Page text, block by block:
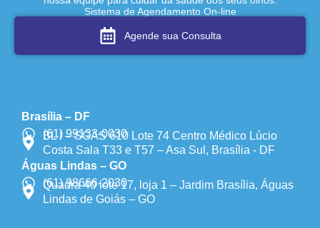
Sistema de Agendamento On-line
Agende sua Consulta
Brasília – DF
(61) 99133-0030
BL I – SGAS 610 Lote 74 Centro Médico Lúcio
Costa Sala T33 e T57 – Asa Sul, Brasília - DF
Águas Lindas – GO
(61) 98666-2030
Quadra 40 lote 17, loja 1 – Jardim Brasília, Águas
Lindas de Goiás – GO